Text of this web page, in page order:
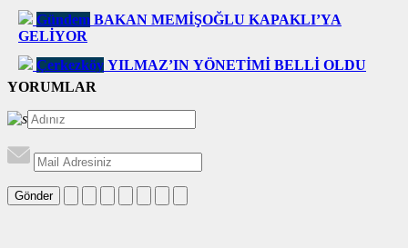
Gündem BAKAN MEMİŞOĞLU KAPAKLI’YA
GELİYOR
Çerkezköy YILMAZ’IN YÖNETİMİ BELLİ OLDU
YORUMLAR
Gönder